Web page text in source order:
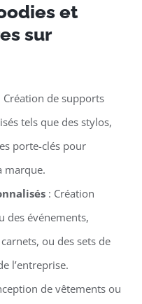
et
sur
de supports
tels que des stylos,
porte-clés pour
marque.
: Création
des événements,
ou des sets de
l’entreprise.
de vêtements ou